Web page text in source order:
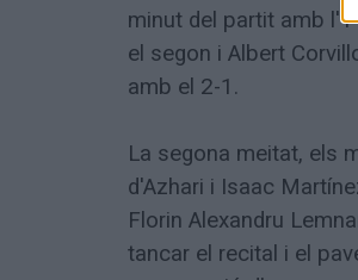
minut del partit amb
el segon i Albert
amb el 2-1.
La segona meitat, els
d'Azhari i Isaac
Florin Alexandru
tancar el recital i el